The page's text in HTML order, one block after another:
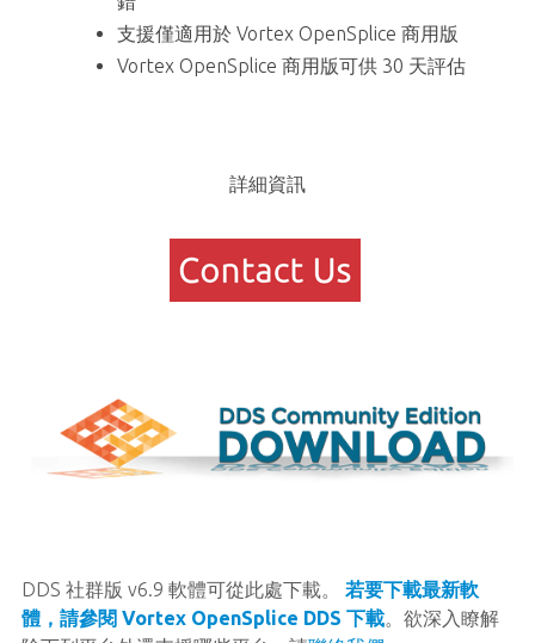
支援僅適用於 Vortex OpenSplice 商用版
Vortex OpenSplice 商用版可供 30 天評估
詳細資訊
DDS 社群版 v6.9 軟體可從此處下載。
若要下載最新軟
體，請參閱 Vortex OpenSplice DDS 下載。欲深入瞭解